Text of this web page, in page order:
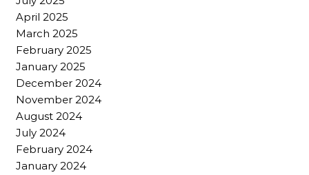
April 2025
March 2025
February 2025
January 2025
December 2024
November 2024
August 2024
July 2024
February 2024
January 2024